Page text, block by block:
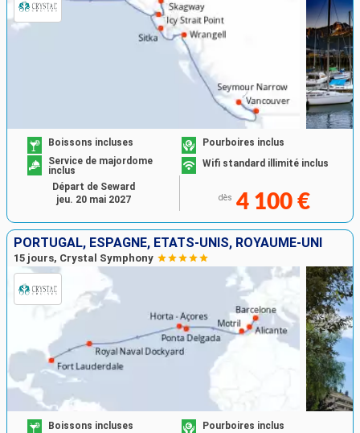
Boissons incluses
Pourboires inclus
Service de majordome
inclus
Wifi standard illimité inclus
dès 4 100 €
Départ de Seward
jeu. 20 mai 2027
PORTUGAL, ESPAGNE, ÉTATS-UNIS, ROYAUME-UNI
15 jours, Crystal Symphony
Boissons incluses
Pourboires inclus